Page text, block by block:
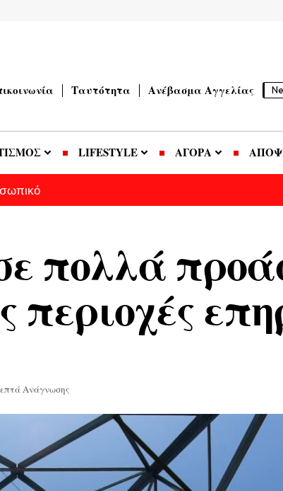
Ταυτότητα Ανέβασμα Αγγελίας
LIFESTYLE ΑΓΟΡΑ
πολλά
περιοχές
Ανάγνωσης